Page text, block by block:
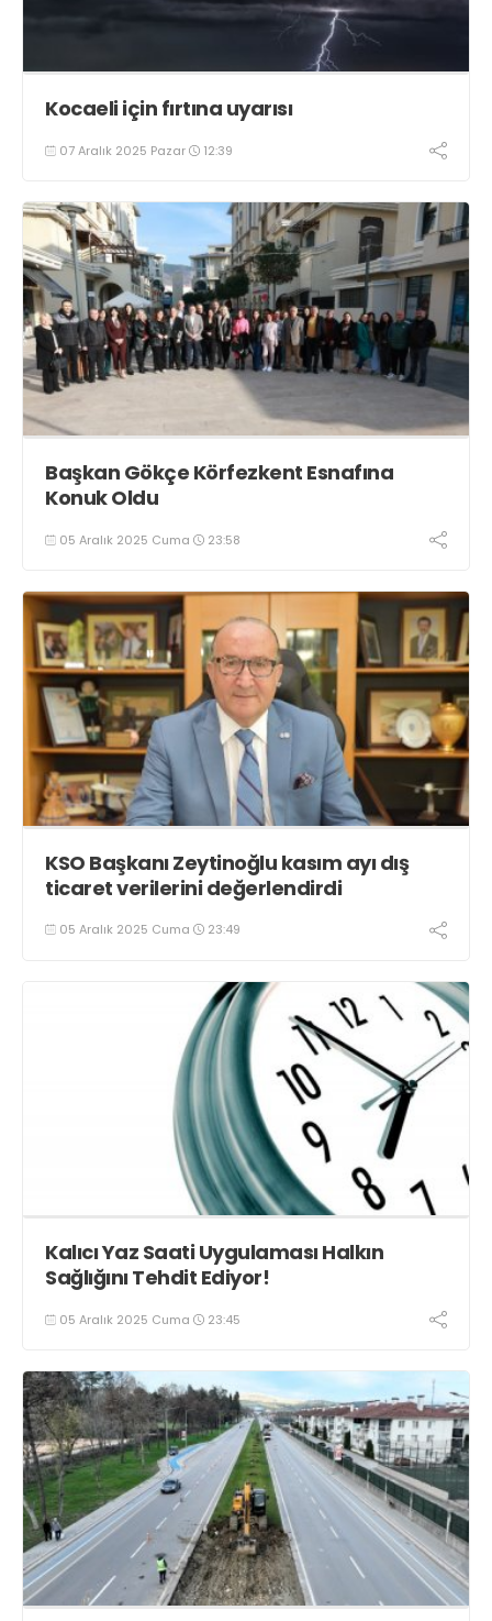
Kocaeli için fırtına uyarısı
07 Aralık 2025 Pazar 12:39
Başkan Gökçe Körfezkent Esnafına
Konuk Oldu
05 Aralık 2025 Cuma 23:58
KSO Başkanı Zeytinoğlu kasım ayı dış
ticaret verilerini değerlendirdi
05 Aralık 2025 Cuma 23:49
Kalıcı Yaz Saati Uygulaması Halkın
Sağlığını Tehdit Ediyor!
05 Aralık 2025 Cuma 23:45